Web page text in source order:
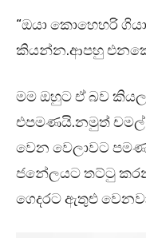
“ඔයා කොහෙහරි
කියන්න.ආපහු
මම ඔහුට ඒ බව
එපමණයි.නමුත්
වෙන වෙලාවට
ජනේලයට තට්ටු
ගෙදරට ඇතුළු